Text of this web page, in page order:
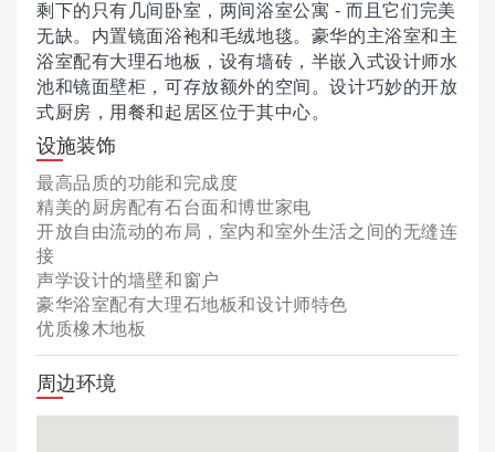
剩下的只有几间卧室，两间浴室公寓 - 而且它们完美
无缺。 内置镜面浴袍和毛绒地毯。 豪华的主浴室和主
浴室配有大理石地板，设有墙砖，半嵌入式设计师水
池和镜面壁柜，可存放额外的空间。设计巧妙的开放
式厨房，用餐和起居区位于其中心。
设施装饰
最高品质的功能和完成度
精美的厨房配有石台面和博世家电
开放自由流动的布局，室内和室外生活之间的无缝连
接
声学设计的墙壁和窗户
豪华浴室配有大理石地板和设计师特色
优质橡木地板
周边环境